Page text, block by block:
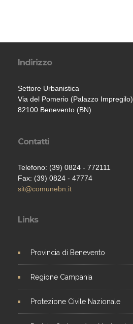
Indirizzo
Settore Urbanistica
Via del Pomerio (Palazzo Impregilo)
82100 Benevento (BN)
Contatti
Telefono: (39) 0824 - 772111
Fax: (39) 0824 - 47774
sit@comunebn.it
Links
Provincia di Benevento
Regione Campania
Protezione Civile Nazionale